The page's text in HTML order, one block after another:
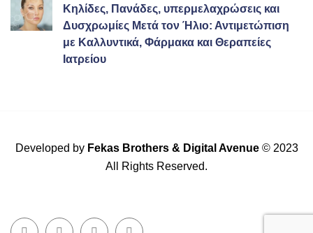
Κηλίδες, Πανάδες, υπερμελαχρώσεις και
Δυσχρωμίες Μετά τον Ήλιο: Αντιμετώπιση
με Καλλυντικά, Φάρμακα και Θεραπείες
Ιατρείου
Developed by Fekas Brothers& Digital Avenue© 2023
All Rights Reserved.